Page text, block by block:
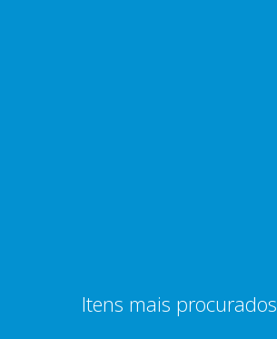
Itens mais procurados